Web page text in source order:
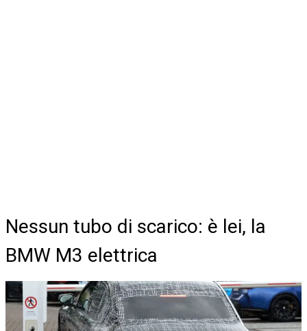
Nessun tubo di scarico: è lei, la
BMW M3 elettrica